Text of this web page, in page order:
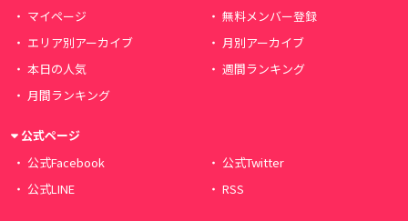
マイページ
無料メンバー登録
エリア別アーカイブ
月別アーカイブ
本日の人気
週間ランキング
月間ランキング
公式ページ
公式Facebook
公式Twitter
公式LINE
RSS